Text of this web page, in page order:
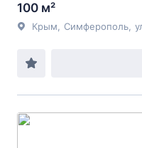
100 м²
Крым Симферополь